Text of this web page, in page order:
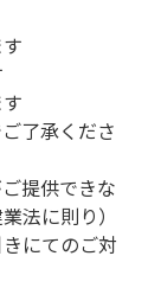
了承くださ
提供できな
に則り）
にてのご対